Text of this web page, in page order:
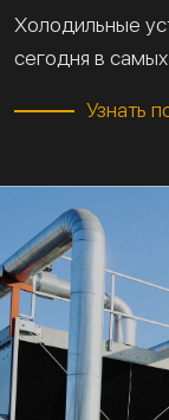
Холодильные
сегодня в
Узнать